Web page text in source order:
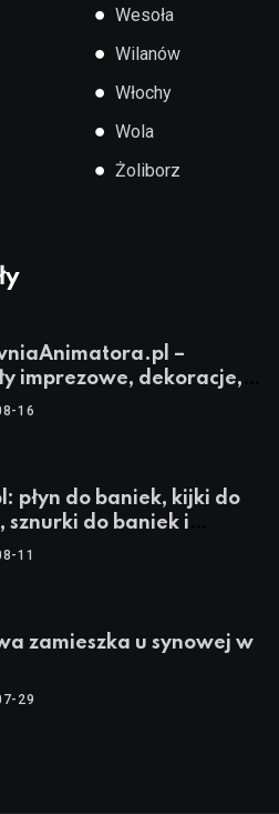
● Wesoła
● Wilanów
● Włochy
● Wola
● Żoliborz
–
imprezowe, dekoracje,
dla animatorów
16
płyn do baniek, kijki do
sznurki do baniek i
do baniek
11
zamieszka u synowej w
29